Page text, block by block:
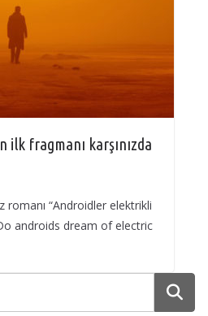
ilk fragmanı karşınızda
romanı “Androidler elektrikli
androids dream of electric